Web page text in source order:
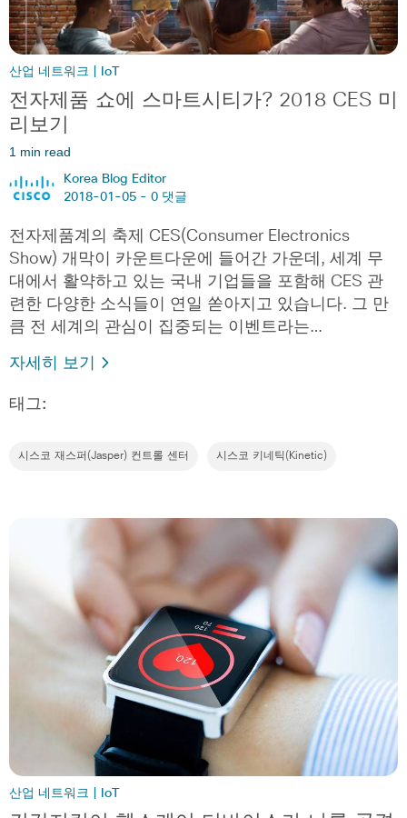
산업 네트워크 | IoT
전자제품 쇼에 스마트시티가? 2018 CES 미
리보기
1 min read
Korea Blog Editor
2018-01-05 - 0 댓글
전자제품계의 축제 CES(Consumer Electronics
Show) 개막이 카운트다운에 들어간 가운데, 세계 무
대에서 활약하고 있는 국내 기업들을 포함해 CES 관
련한 다양한 소식들이 연일 쏟아지고 있습니다. 그 만
큼 전 세계의 관심이 집중되는 이벤트라는…
자세히 보기
태그:
시스코 재스퍼(Jasper) 컨트롤 센터 시스코 키네틱(Kinetic)
산업 네트워크 | IoT